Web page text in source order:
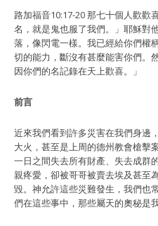
路加福音10:17-20那七十個人歡歡
名，就是鬼也服了我們。」耶穌對
落，像閃電一樣。我已經給你們權
切的能力，斷沒有甚麼能害你們。
因你們的名記錄在天上歡喜。」
前言
近來我們看到許多災害在我們身邊
大火，甚至是上周的德州教會槍擊
一日之間失去所有財產、失去成群
親疼愛，卻被哥哥被賣去埃及甚至
毀。神允許這些災難發生，我們也
們在這些事中，那些屬天的奧秘是